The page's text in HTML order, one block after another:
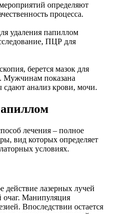
определяют
процесса.
удаления папиллом
ПЦР для
берется мазок для
Мужчинам показана
сдают анализ крови, мочи.
лечения – полное
вид которых определяет
условиях.
лазерных лучей
очаг. Манипуляция
Впоследствии остается